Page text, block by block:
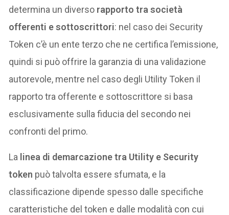
determina un diverso rapporto tra società
offerenti e sottoscrittori: nel caso dei Security
Token c’è un ente terzo che ne certifica l’emissione,
quindi si può offrire la garanzia di una validazione
autorevole, mentre nel caso degli Utility Token il
rapporto tra offerente e sottoscrittore si basa
esclusivamente sulla fiducia del secondo nei
confronti del primo.
La linea di demarcazione tra Utility e Security
token può talvolta essere sfumata, e la
classificazione dipende spesso dalle specifiche
caratteristiche del token e dalle modalità con cui